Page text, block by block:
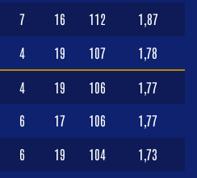
7 16 112 1,87
4 19 107 1,78
4 19 106 1,77
6 17 106 1,77
6 19 104 1,73